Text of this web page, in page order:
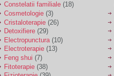
Am o bariera peste
care nu pot trece:
prietena mea a ramas
insarcinata cu o fata.
Am fost de comun
acord sa facem un
copil, cu gandul ca e
baiat.
Constelatii familiale (18)
Cosmetologie (3)
Cristaloterapie (26)
Detoxifiere (29)
Electropunctura (10)
Electroterapie (13)
Feng shui (7)
Fitoterapie (38)